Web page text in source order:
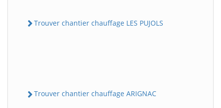
Trouver chantier chauffage LES PUJOLS
Trouver chantier chauffage ARIGNAC